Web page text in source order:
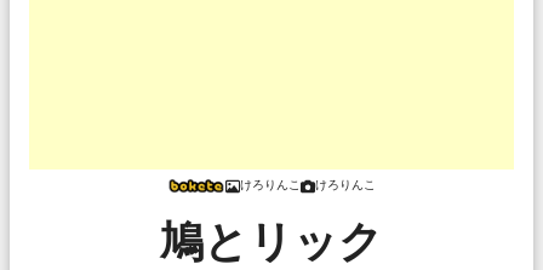
けろりんこ けろりんこ
鳩とリック